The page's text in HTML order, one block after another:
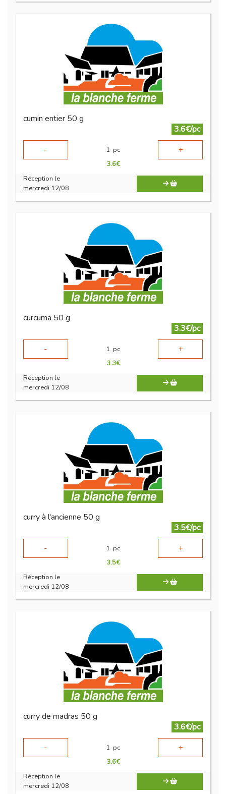
cumin entier 50 g
3.6€/pc
-
1 pc +
3.6€
Réception le
mercredi 12/08
curcuma 50 g
3.3€/pc
-
1 pc +
3.3€
Réception le
mercredi 12/08
curry à l'ancienne 50 g
3.5€/pc
-
1 pc +
3.5€
Réception le
mercredi 12/08
curry de madras 50 g
3.6€/pc
-
1 pc +
3.6€
Réception le
mercredi 12/08